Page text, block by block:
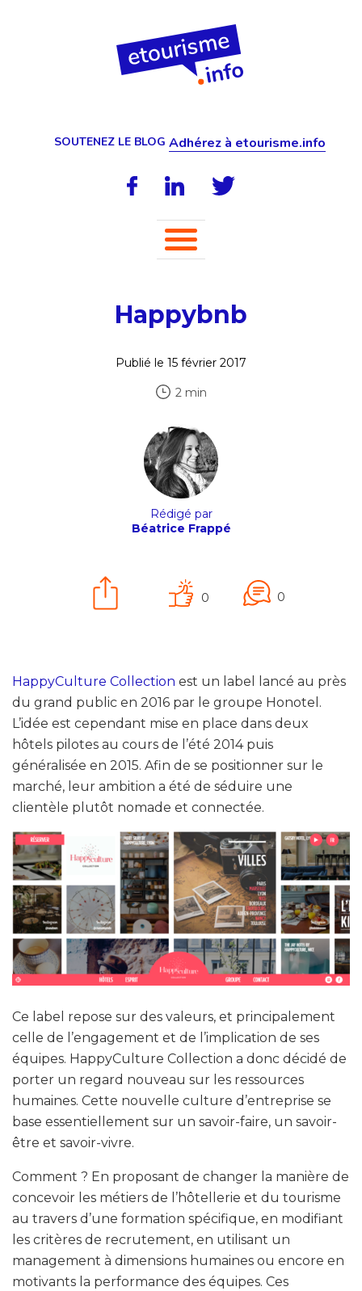
SOUTENEZ LE BLOG Adhérez à etourisme.info
Happybnb
Publié le 15 février 2017
2 min
Rédigé par
Béatrice Frappé
0 0
HappyCulture Collection est un label lancé au près
du grand public en 2016 par le groupe Honotel.
L’idée est cependant mise en place dans deux
hôtels pilotes au cours de l’été 2014 puis
généralisée en 2015. Afin de se positionner sur le
marché, leur ambition a été de séduire une
clientèle plutôt nomade et connectée.
Ce label repose sur des valeurs, et principalement
celle de l’engagement et de l’implication de ses
équipes. HappyCulture Collection a donc décidé de
porter un regard nouveau sur les ressources
humaines. Cette nouvelle culture d’entreprise se
base essentiellement sur un savoir-faire, un savoir-
être et savoir-vivre.
Comment ? En proposant de changer la manière de
concevoir les métiers de l’hôtellerie et du tourisme
au travers d’une formation spécifique, en modifiant
les critères de recrutement, en utilisant un
management à dimensions humaines ou encore en
motivants la performance des équipes. Ces